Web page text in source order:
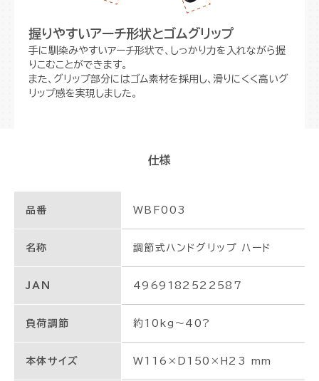
握りやすいアーチ形状とゴムグリップ
手に馴染みやすいアーチ形状で、しっかり力を入れながら握
りこむことができます。
また、グリップ部分にはゴム素材を採用し、滑りにくく高いグ
リップ感を実現しました。
仕様
品番 WBF003
名称 調節式ハンドグリップ ハード
JAN 4969182522587
負荷調節 約10kg～40?
本体サイズ W116×D150×H23 mm